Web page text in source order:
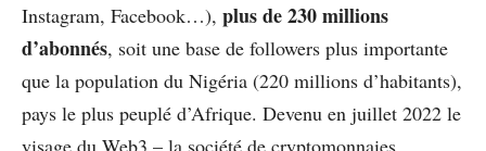
Instagram, Facebook…), plus de 230 millions
d’abonnés, soit une base de followers plus importante
que la population du Nigéria (220 millions d’habitants),
pays le plus peuplé d’Afrique. Devenu en juillet 2022 le
visage du Web3 – la société de cryptomonnaies